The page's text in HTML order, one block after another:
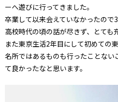
ーへ遊びに行ってきました。
卒業して以来会えていなかったので
高校時代の頃の話が尽きず、とても
また東京生活2年目にして初めての
名所ではあるものも行ったことな
て良かったなと思います。